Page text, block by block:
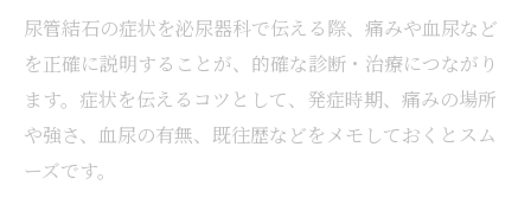
尿管結石の症状を泌尿器科で伝える際、痛みや血尿など
を正確に説明することが、的確な診断・治療につながり
ます。症状を伝えるコツとして、発症時期、痛みの場所
や強さ、血尿の有無、既往歴などをメモしておくとスム
ーズです。